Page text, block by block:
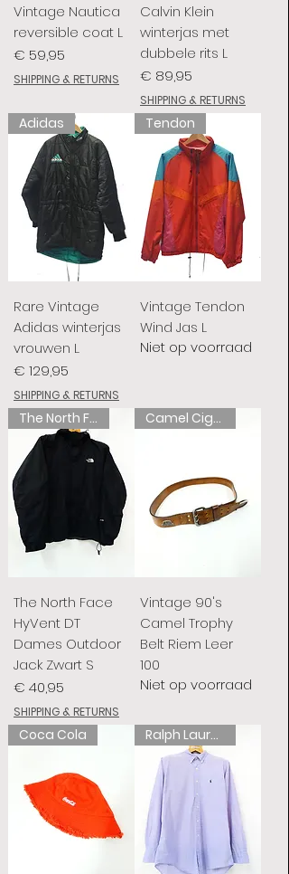
Vintage Nautica
reversible coat L
Prijs
€ 59,95
SHIPPING & RETURNS
Calvin Klein
winterjas met
dubbele rits L
Prijs
€ 89,95
SHIPPING & RETURNS
Adidas
Rare Vintage
Adidas winterjas
vrouwen L
Prijs
€ 129,95
SHIPPING & RETURNS
Tendon
Vintage Tendon
Wind Jas L
Niet op voorraad
The North Face
The North Face
HyVent DT
Dames Outdoor
Jack Zwart S
Prijs
€ 40,95
SHIPPING & RETURNS
Camel Cigarettes
Vintage 90's
Camel Trophy
Belt Riem Leer
100
Niet op voorraad
Coca Cola Ralph Lauren